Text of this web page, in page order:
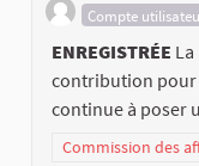
Compte
ENREGISTRÉE
contribution pour
continue à poser
Commission des